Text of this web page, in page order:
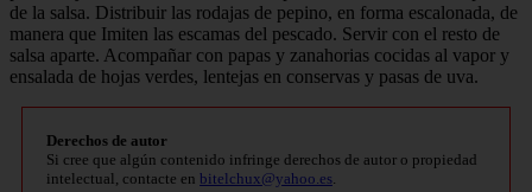
de la salsa. Distribuir las rodajas de pepino, en forma escalonada, de
manera que Imiten las escamas del pescado. Servir con el resto de
salsa aparte. Acompañar con papas y zanahorias cocidas al vapor y
ensalada de hojas verdes, lentejas en conservas y pasas de uva.
Derechos de autor
Si cree que algún contenido infringe derechos de autor o propiedad
intelectual, contacte en bitelchux@yahoo.es